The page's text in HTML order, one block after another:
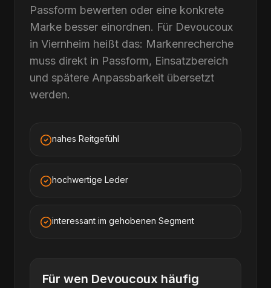
Passform bewerten oder eine konkrete
Marke besser einordnen. Für Devoucoux
in Viernheim heißt das: Markenrecherche
muss direkt in Passform, Einsatzbereich
und spätere Anpassbarkeit übersetzt
werden.
nahes Reitgefühl
hochwertige Leder
interessant im gehobenen Segment
Für wen Devoucoux häufig